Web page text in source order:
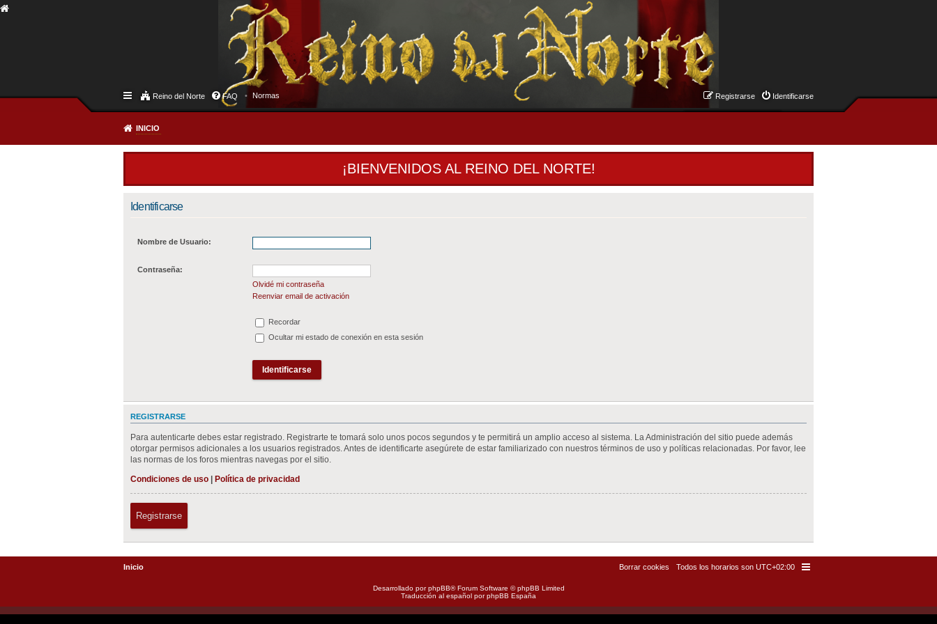
Reino del Norte FAQ Normas Identificarse
Registrarse
INICIO
¡BIENVENIDOS AL REINO DEL NORTE!
Identificarse
Nombre de Usuario:
Contraseña:
Olvidé mi contraseña
Reenviar email de activación
Recordar
Ocultar mi estado de conexión en esta sesión
REGISTRARSE
Para autenticarte debes estar registrado. Registrarte te tomará solo unos pocos segundos y te permitirá un amplio acceso al sistema. La Administración del sitio puede además
otorgar permisos adicionales a los usuarios registrados. Antes de identificarte asegúrete de estar familiarizado con nuestros términos de uso y políticas relacionadas. Por favor, lee
las normas de los foros mientras navegas por el sitio.
Condiciones de uso
Política de privacidad
Registrarse
Inicio Todos los horarios son UTC+02:00
Borrar cookies
Desarrollado porphpBB® Forum Software © phpBB Limited
Traducción al español porphpBB España